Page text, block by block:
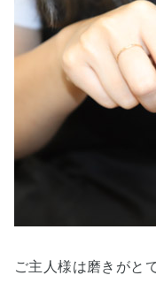
ご主人様は磨きがと